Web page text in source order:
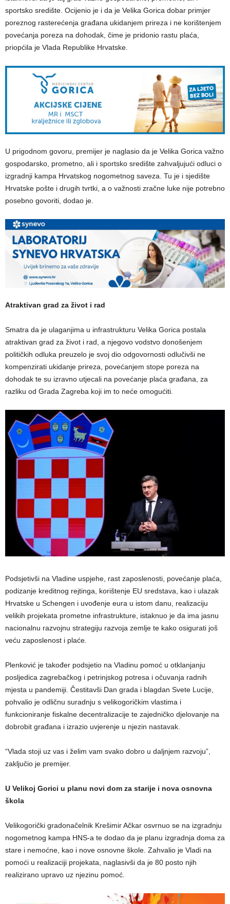
sportsko središte. Ocijenio je i da je Velika Gorica dobar primjer
poreznog rasterećenja građana ukidanjem prireza i ne korištenjem
povećanja poreza na dohodak, čime je pridonio rastu plaća,
priopćila je Vlada Republike Hrvatske.
U prigodnom govoru, premijer je naglasio da je Velika Gorica važno
gospodarsko, prometno, ali i sportsko središte zahvaljujući odluci o
izgradnji kampa Hrvatskog nogometnog saveza. Tu je i sjedište
Hrvatske pošte i drugih tvrtki, a o važnosti zračne luke nije potrebno
posebno govoriti, dodao je.
Atraktivan grad za život i rad
Smatra da je ulaganjima u infrastrukturu Velika Gorica postala
atraktivan grad za život i rad, a njegovo vodstvo donošenjem
političkih odluka preuzelo je svoj dio odgovornosti odlučivši ne
kompenzirati ukidanje prireza, povećanjem stope poreza na
dohodak te su izravno utjecali na povećanje plaća građana, za
razliku od Grada Zagreba koji im to neće omogućiti.
Podsjetivši na Vladine uspjehe, rast zaposlenosti, povećanje plaća,
podizanje kreditnog rejtinga, korištenje EU sredstava, kao i ulazak
Hrvatske u Schengen i uvođenje eura u istom danu, realizaciju
velikih projekata prometne infrastrukture, istaknuo je da ima jasnu
nacionalnu razvojnu strategiju razvoja zemlje te kako osigurati još
veću zaposlenost i plaće.
Plenković je također podsjetio na Vladinu pomoć u otklanjanju
posljedica zagrebačkog i petrinjskog potresa i očuvanja radnih
mjesta u pandemiji. Čestitavši Dan grada i blagdan Svete Lucije,
pohvalio je odličnu suradnju s velikogoričkim vlastima i
funkcioniranje fiskalne decentralizacije te zajedničko djelovanje na
dobrobit građana i izrazio uvjerenje u njezin nastavak.
“Vlada stoji uz vas i želim vam svako dobro u daljnjem razvoju”,
zaključio je premijer.
U Velikoj Gorici u planu novi dom za starije i nova osnovna
škola
Velikogorički gradonačelnik Krešimir Ačkar osvrnuo se na izgradnju
nogometnog kampa HNS-a te dodao da je planu izgradnja doma za
stare i nemoćne, kao i nove osnovne škole. Zahvalio je Vladi na
pomoći u realizaciji projekata, naglasivši da je 80 posto njih
realizirano upravo uz njezinu pomoć.